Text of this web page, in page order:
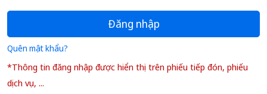
Đăng nhập
Quên mật khẩu?
*Thông tin đăng nhập được hiển thị trên phiếu tiếp đón, phiếu
dịch vụ, ...